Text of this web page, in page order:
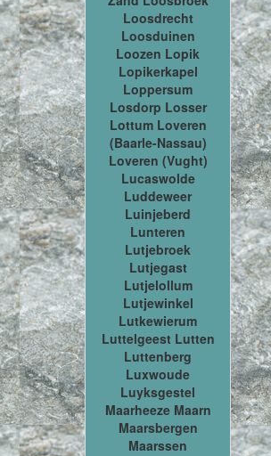
Loosdrecht
Loosduinen
Loozen Lopik
Lopikerkapel
Loppersum
Losdorp Losser
Lottum Loveren
(Baarle-Nassau)
Loveren (Vught)
Lucaswolde
Luddeweer
Luinjeberd
Lunteren
Lutjebroek
Lutjegast
Lutjelollum
Lutjewinkel
Lutkewierum
Luttelgeest Lutten
Luttenberg
Luxwoude
Luyksgestel
Maarheeze Maarn
Maarsbergen
Maarssen